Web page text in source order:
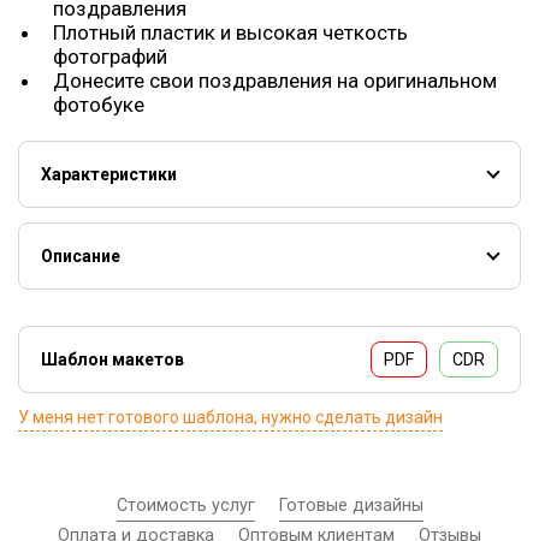
поздравления
Плотный пластик и высокая четкость
фотографий
Донесите свои поздравления на оригинальном
фотобуке
Характеристики
Стоимость УФ-печати на обложке 380 руб.
Разворот на 180°.
Макетирование:
стоимость входит 3 правки, последующие
исправления оплачиваются отдельно
Индивидуальный дизайн одного разворота — 400р
Описание
поздравлений, юбилеев, приглашений и грамот. Ее
дизайн выполнен в модном стиле, листы сделаны из
пластика, их удобно переворачивать и приятно держать
в руках.
Шаблон макетов PDF CDR
У меня нет готового шаблона, нужно сделать дизайн
Стоимость услуг
Готовые дизайны
Оплата и доставка
Оптовым клиентам Отзывы